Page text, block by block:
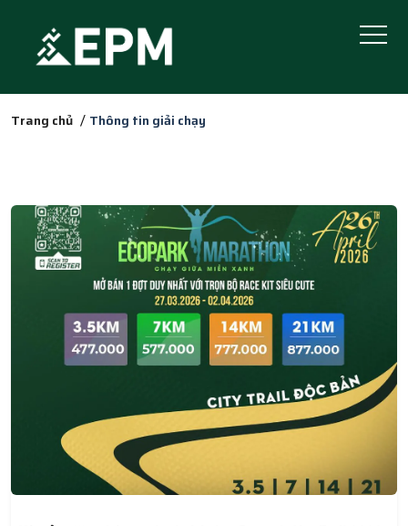
Trang chủ Thông tin giải chạy